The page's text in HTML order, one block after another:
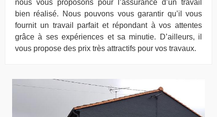
nous vous proposons pour l’assurance d’un travail
bien réalisé. Nous pouvons vous garantir qu’il vous
fournit un travail parfait et répondant à vos attentes
grâce à ses expériences et sa minutie. D’ailleurs, il
vous propose des prix très attractifs pour vos travaux.